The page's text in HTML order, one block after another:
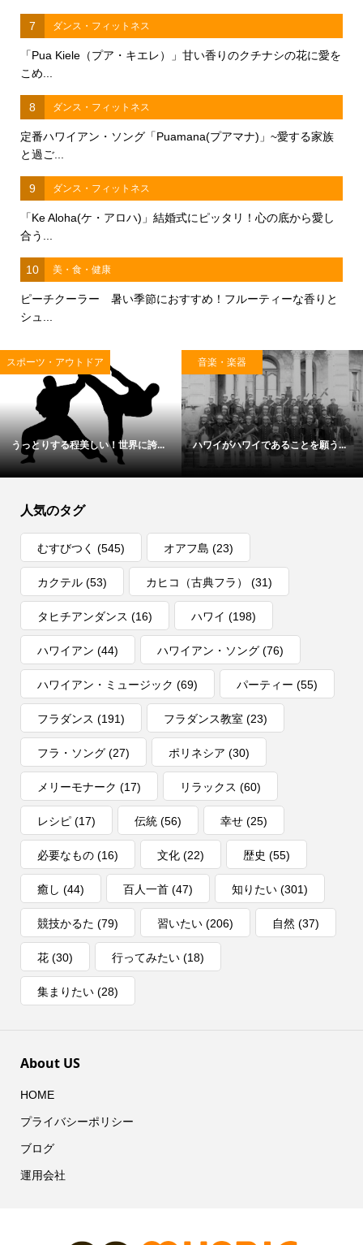
7 ダンス・フィットネス
「Pua Kiele（プア・キエレ）」甘い香りのクチナシの花に愛を
こめ...
8 ダンス・フィットネス
定番ハワイアン・ソング「Puamana(プアマナ)」~愛する家族
と過ご...
9 ダンス・フィットネス
「Ke Aloha(ケ・アロハ)」結婚式にピッタリ！心の底から愛し
合う...
10 美・食・健康
ピーチクーラー 暑い季節におすすめ！フルーティーな香りと
シュ...
スポーツ・アウトドア
うっとりする程美しい！世界に誇...
音楽・楽器
ハワイがハワイであることを願う...
人気のタグ
むすびつく (545) オアフ島 (23)
カクテル(53) カヒコ（古典フラ） (31)
タヒチアンダンス (16) ハワイ (198)
ハワイアン (44) ハワイアン・ソング(76)
ハワイアン・ミュージック (69) パーティー (55)
フラダンス (191) フラダンス教室 (23)
フラ・ソング(27) ポリネシア (30)
メリーモナーク (17) リラックス (60)
レシピ(17) 伝統(56) 幸せ(25)
必要なもの(16) 文化(22) 歴史 (55)
癒し (44) 百人一首(47) 知りたい(301)
競技かるた (79) 習いたい(206) 自然 (37)
花(30) 行ってみたい(18)
集まりたい(28)
About US
HOME
プライバシーポリシー
ブログ
運用会社